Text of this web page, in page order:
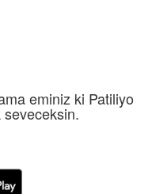
eminiz ki Patiliyo
seveceksin.